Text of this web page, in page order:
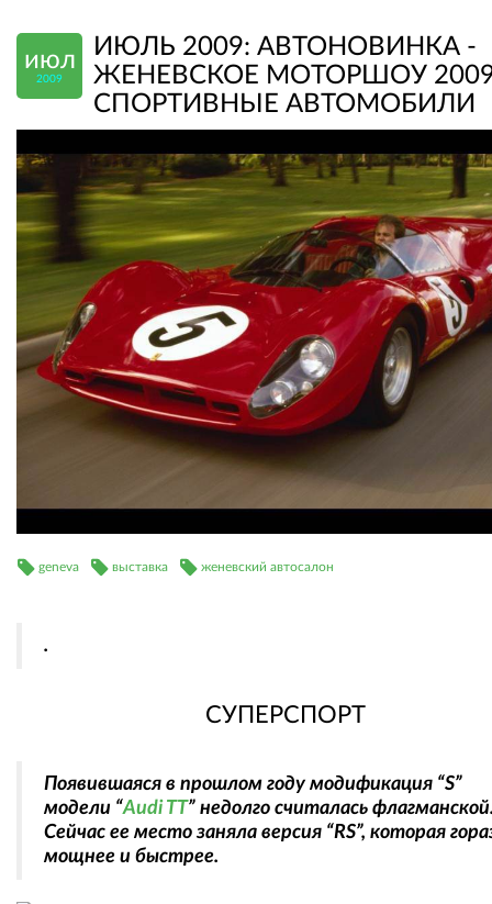
июл
2009
ИЮЛЬ 2009: АВТОНОВИНКА -
ЖЕНЕВСКОЕ МОТОРШОУ
СПОРТИВНЫЕ АВТОМОБИЛИ
geneva выставка женевский автосалон
.
СУПЕРСПОРТ
Появившаяся в прошлом году модификация “S”
модели “Audi TT” недолго считалась
Сейчас ее место заняла версия “RS”, которая
мощнее и быстрее.